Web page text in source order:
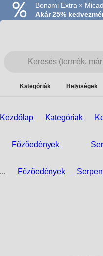
Bonami Extra ×
Akár 25%
Kategóriák Helyiségek
Kezdőlap Kategóriák
Főzőedények
... Főzőedények